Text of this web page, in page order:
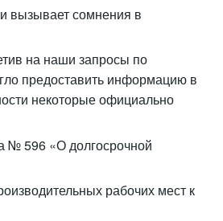
вызывает сомнения в
на наши запросы по
предоставить информацию в
некоторые официально
№ 596 «О долгосрочной
рабочих мест к